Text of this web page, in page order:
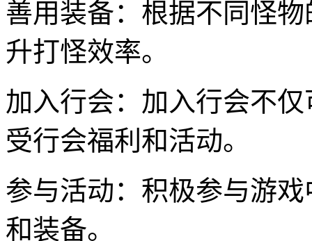
善用装备：根据不同怪
升打怪效率。
加入行会：加入行会不
受行会福利和活动。
参与活动：积极参与游
和装备。